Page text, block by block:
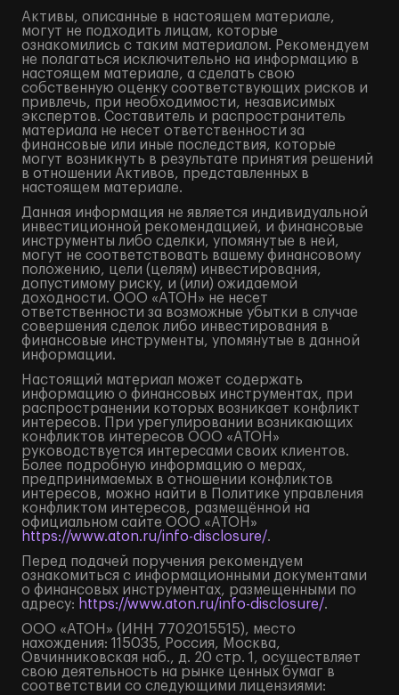
Активы, описанные в настоящем материале,
могут не подходить лицам, которые
ознакомились с таким материалом. Рекомендуем
не полагаться исключительно на информацию в
настоящем материале, а сделать свою
собственную оценку соответствующих рисков и
привлечь, при необходимости, независимых
экспертов. Составитель и распространитель
материала не несет ответственности за
финансовые или иные последствия, которые
могут возникнуть в результате принятия решений
в отношении Активов, представленных в
настоящем материале.
Данная информация не является индивидуальной
инвестиционной рекомендацией, и финансовые
инструменты либо сделки, упомянутые в ней,
могут не соответствовать вашему финансовому
положению, цели (целям) инвестирования,
допустимому риску, и (или) ожидаемой
доходности. ООО «АТОН» не несет
ответственности за возможные убытки в случае
совершения сделок либо инвестирования в
финансовые инструменты, упомянутые в данной
информации.
Настоящий материал может содержать
информацию о финансовых инструментах, при
распространении которых возникает конфликт
интересов. При урегулировании возникающих
конфликтов интересов ООО «АТОН»
руководствуется интересами своих клиентов.
Более подробную информацию о мерах,
предпринимаемых в отношении конфликтов
интересов, можно найти в Политике управления
конфликтом интересов, размещённой на
официальном сайте ООО «АТОН»
https://www.aton.ru/info-disclosure/.
Перед подачей поручения рекомендуем
ознакомиться с информационными документами
о финансовых инструментах, размещенными по
адресу: https://www.aton.ru/info-disclosure/.
ООО «АТОН» (ИНН 7702015515), место
нахождения: 115035, Россия, Москва,
Овчинниковская наб., д. 20 стр. 1, осуществляет
свою деятельность на рынке ценных бумаг в
соответствии со следующими лицензиями: